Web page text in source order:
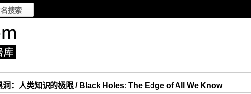
洞：人类知识的极限 / Black Holes: The Edge of All We Know